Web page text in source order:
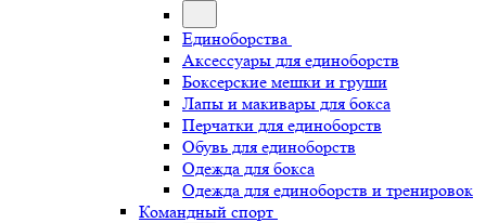
Единоборства
Аксессуары для единоборств
Боксерские мешки и груши
Лапы и макивары для бокса
Перчатки для единоборств
Обувь для единоборств
Одежда для бокса
Одежда для единоборств и тренировок
Командный спорт